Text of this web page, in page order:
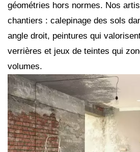
géométries hors normes. Nos
chantiers : calepinage des sols
angle droit, peintures qui
verrières et jeux de teintes qui
volumes.